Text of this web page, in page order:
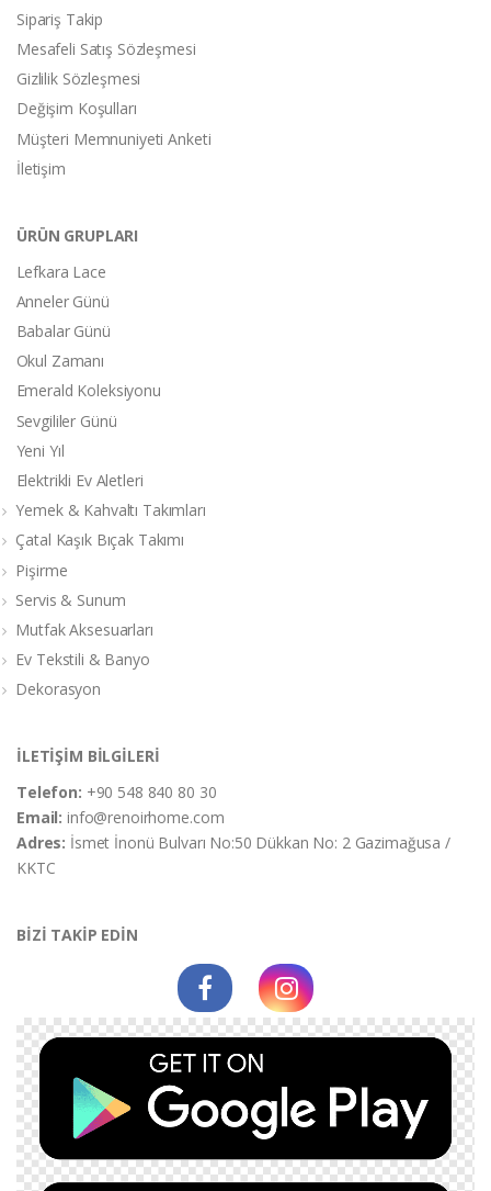
Sipariş Takip
Mesafeli Satış Sözleşmesi
Gizlilik Sözleşmesi
Değişim Koşulları
Müşteri Memnuniyeti Anketi
İletişim
ÜRÜN GRUPLARI
Lefkara Lace
Anneler Günü
Babalar Günü
Okul Zamanı
Emerald Koleksiyonu
Sevgililer Günü
Yeni Yıl
Elektrikli Ev Aletleri
Yemek & Kahvaltı Takımları
Çatal Kaşık Bıçak Takımı
Pişirme
Servis & Sunum
Mutfak Aksesuarları
Ev Tekstili & Banyo
Dekorasyon
İLETİŞİM BİLGİLERİ
Telefon: +90 548 840 80 30
Email:info@renoirhome.com
Adres: İsmet İnonü Bulvarı No:50 Dükkan No: 2 Gazimağusa /
KKTC
BİZİ TAKİP EDİN